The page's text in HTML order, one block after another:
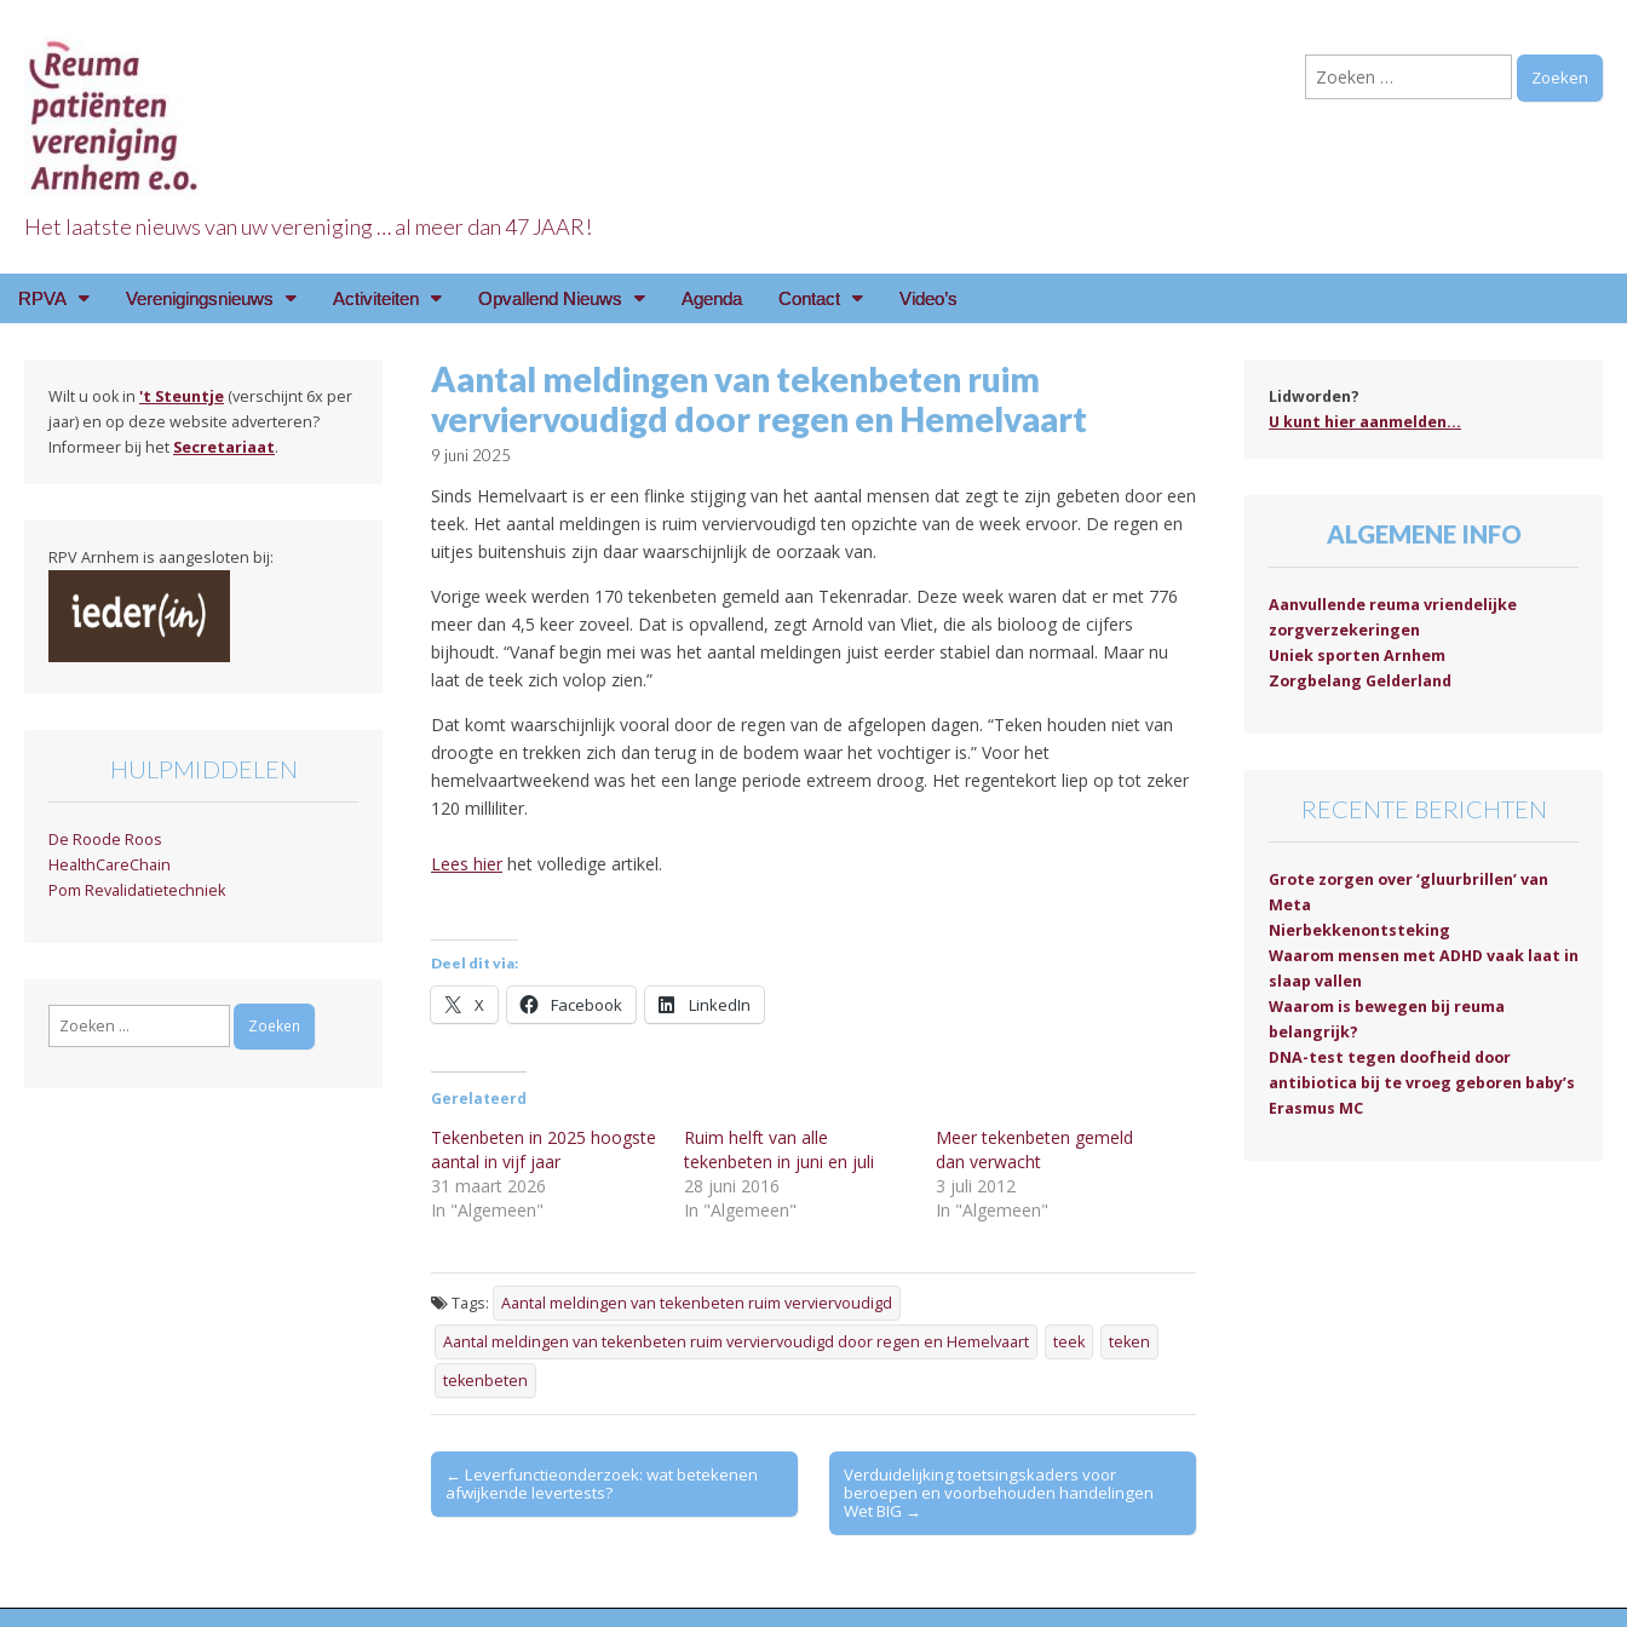
Reuma Patienten Vereniging Arnhem e.o.
Het laatste nieuws van uw vereniging … al meer dan 47 JAAR!
Zoeken
naar:
Main
Skip
RPVA Verenigingsnieuws Activiteiten Opvallend Nieuws Agenda Contact Video’s
Aantal meldingen van tekenbeten ruim
verviervoudigd door regen en Hemelvaart
9 juni 2025
Sinds Hemelvaart is er een flinke stijging van het aantal mensen dat zegt te zijn gebeten door een
teek. Het aantal meldingen is ruim verviervoudigd ten opzichte van de week ervoor. De regen en
uitjes buitenshuis zijn daar waarschijnlijk de oorzaak van.
Vorige week werden 170 tekenbeten gemeld aan Tekenradar. Deze week waren dat er met 776
meer dan 4,5 keer zoveel. Dat is opvallend, zegt Arnold van Vliet, die als bioloog de cijfers
bijhoudt. “Vanaf begin mei was het aantal meldingen juist eerder stabiel dan normaal. Maar nu
laat de teek zich volop zien.”
Dat komt waarschijnlijk vooral door de regen van de afgelopen dagen. “Teken houden niet van
droogte en trekken zich dan terug in de bodem waar het vochtiger is.” Voor het
hemelvaartweekend was het een lange periode extreem droog. Het regentekort liep op tot zeker
120 milliliter.
Lees hier het volledige artikel.
Deel dit via:
X Facebook LinkedIn
Gerelateerd
Tekenbeten in 2025 hoogste
aantal in vijf jaar
31 maart 2026
In "Algemeen"
Ruim helft van alle
tekenbeten in juni en juli
28 juni 2016
In "Algemeen"
Meer tekenbeten gemeld
dan verwacht
3 juli 2012
In "Algemeen"
Tags:
Aantal meldingen van tekenbeten ruim verviervoudigd
Aantal meldingen van tekenbeten ruim verviervoudigd door regen en Hemelvaart
teek
teken
tekenbeten
Post
navigation
← Leverfunctieonderzoek: wat betekenen
afwijkende levertests?
Verduidelijking toetsingskaders voor
beroepen en voorbehouden handelingen
Wet BIG →
Wilt u ook in 't Steuntje (verschijnt 6x per
jaar) en op deze website adverteren?
Informeer bij het Secretariaat.
RPV Arnhem is aangesloten bij:
HULPMIDDELEN
De Roode Roos
HealthCareChain
Pom Revalidatietechniek
Zoeken
Lidworden?
U kunt hier aanmelden...
ALGEMENE INFO
Aanvullende reuma vriendelijke
zorgverzekeringen
Uniek sporten Arnhem
Zorgbelang Gelderland
RECENTE BERICHTEN
Grote zorgen over ‘gluurbrillen’ van
Meta
Nierbekkenontsteking
Waarom mensen met ADHD vaak laat in
slaap vallen
Waarom is bewegen bij reuma
belangrijk?
DNA-test tegen doofheid door
antibiotica bij te vroeg geboren baby’s
Erasmus MC